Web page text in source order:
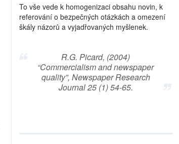
To vše vede k homogenizaci obsahu novin, k
referování o bezpečných otázkách a omezení
škály názorů a vyjadřovaných myšlenek.
R.G. Picard, (2004)
“Commercialism and newspaper
quality”, Newspaper Research
Journal 25 (1) 54-65.